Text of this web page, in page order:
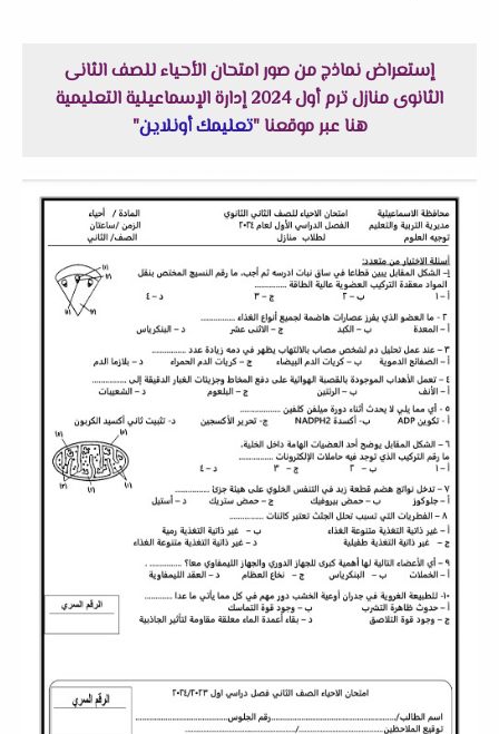
إستعراض نماذج من صور امتحان الأحياء للصف الثانى
الثانوى منازل ترم أول 2024 إدارة الإسماعيلية التعليمية
هنا عبر موقعنا "تعليمك أونلاين"